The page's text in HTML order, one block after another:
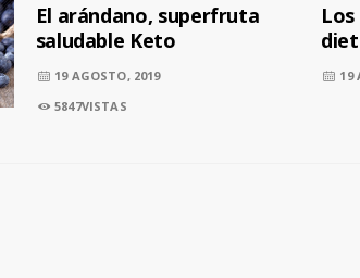
El arándano, superfruta
saludable Keto
19 AGOSTO, 2019
5847VISTAS
19